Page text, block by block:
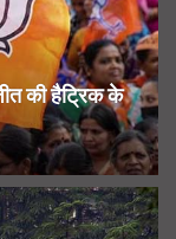
की हैट्रिक के